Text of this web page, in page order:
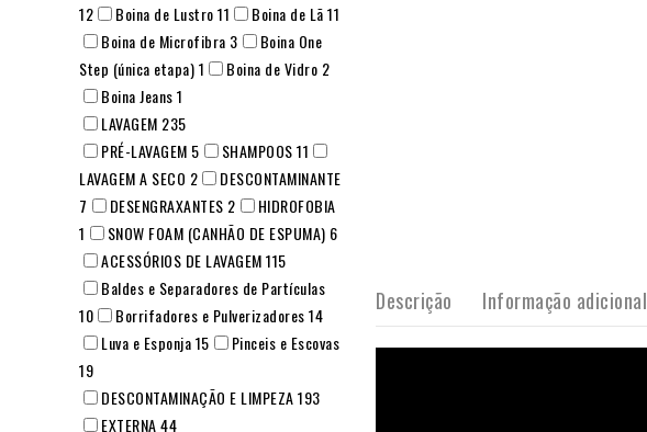
Descrição Informação adicional
12
Boina de Lustro11 Boina de Lã11
Boina de Microfibra 3
Boina One
Step (única etapa)1 Boina de Vidro 2
Boina Jeans1
LAVAGEM 235
PRÉ-LAVAGEM 5 SHAMPOOS11
LAVAGEM A SECO 2
DESCONTAMINANTE
7
DESENGRAXANTES 2
HIDROFOBIA
1
SNOW FOAM (CANHÃO DE ESPUMA) 6
ACESSÓRIOS DE LAVAGEM115
Baldes e Separadores de Partículas
10
Borrifadores e Pulverizadores14
Luva e Esponja15
Pinceis e Escovas
19
DESCONTAMINAÇÃO E LIMPEZA193
EXTERNA44